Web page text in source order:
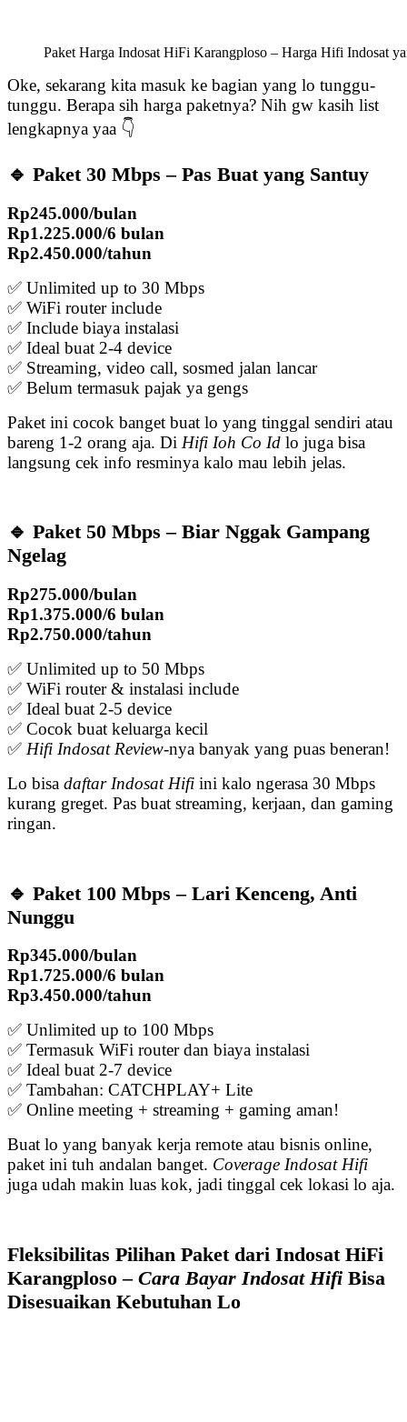
Paket Harga Indosat HiFi Karangploso – Harga Hifi Indosat
Oke, sekarang kita masuk ke bagian yang lo tunggu-
tunggu. Berapa sih harga paketnya? Nih gw kasih list
lengkapnya yaa 👇
🔹 Paket 30 Mbps – Pas Buat yang Santuy
Rp245.000/bulan
Rp1.225.000/6 bulan
Rp2.450.000/tahun
✅ Unlimited up to 30 Mbps
✅ WiFi router include
✅ Include biaya instalasi
✅ Ideal buat 2-4 device
✅ Streaming, video call, sosmed jalan lancar
✅ Belum termasuk pajak ya gengs
Paket ini cocok banget buat lo yang tinggal sendiri atau
bareng 1-2 orang aja. Di Hifi Ioh Co Id lo juga bisa
langsung cek info resminya kalo mau lebih jelas.
🔹 Paket 50 Mbps – Biar Nggak Gampang
Ngelag
Rp275.000/bulan
Rp1.375.000/6 bulan
Rp2.750.000/tahun
✅ Unlimited up to 50 Mbps
✅ WiFi router & instalasi include
✅ Ideal buat 2-5 device
✅ Cocok buat keluarga kecil
✅ Hifi Indosat Review-nya banyak yang puas beneran!
Lo bisa daftar Indosat Hifi ini kalo ngerasa 30 Mbps
kurang greget. Pas buat streaming, kerjaan, dan gaming
ringan.
🔹 Paket 100 Mbps – Lari Kenceng, Anti
Nunggu
Rp345.000/bulan
Rp1.725.000/6 bulan
Rp3.450.000/tahun
✅ Unlimited up to 100 Mbps
✅ Termasuk WiFi router dan biaya instalasi
✅ Ideal buat 2-7 device
✅ Tambahan: CATCHPLAY+ Lite
✅ Online meeting + streaming + gaming aman!
Buat lo yang banyak kerja remote atau bisnis online,
paket ini tuh andalan banget. Coverage Indosat Hifi
juga udah makin luas kok, jadi tinggal cek lokasi lo aja.
Fleksibilitas Pilihan Paket dari Indosat HiFi
Karangploso – Cara Bayar Indosat Hifi Bisa
Disesuaikan Kebutuhan Lo